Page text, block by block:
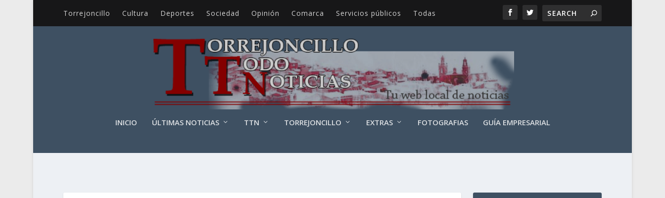
Torrejoncillo Cultura Deportes Sociedad Opinión Comarca Servicios públicos Todas
INICIO ÚLTIMAS NOTICIAS TTN TORREJONCILLO EXTRAS FOTOGRAFIAS GUÍA EMPRESARIAL